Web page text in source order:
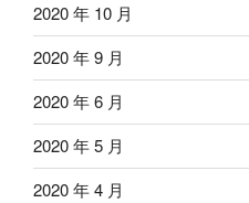
2020 年 10 月
2020 年 9 月
2020 年 6 月
2020 年 5 月
2020 年 4 月